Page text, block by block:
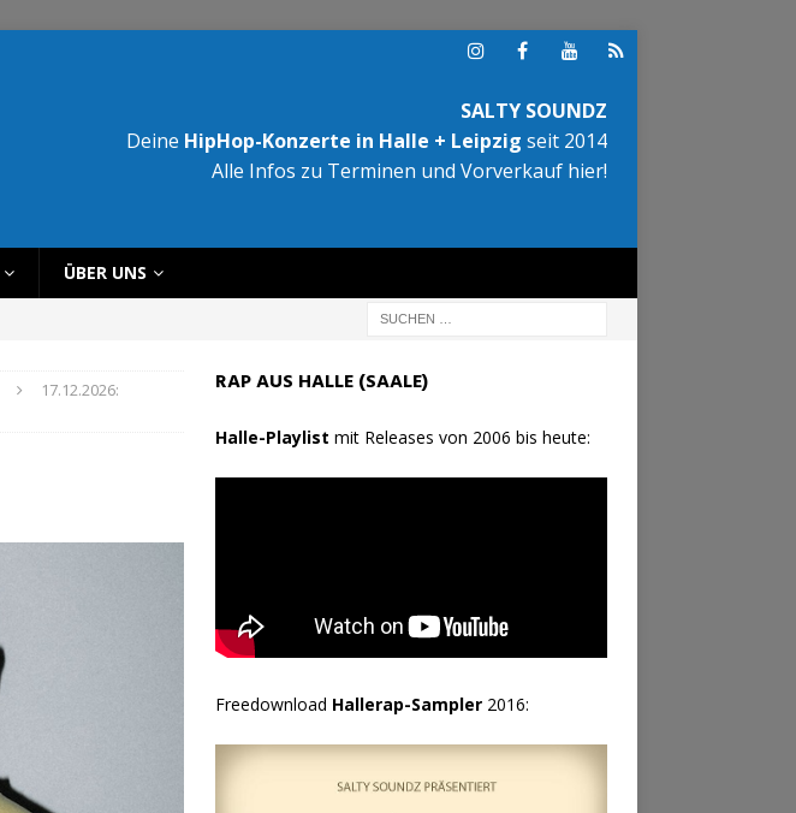
SALTY SOUNDZ
Deine HipHop-Konzerte in Halle + Leipzig seit 2014
Alle Infos zu Terminen und Vorverkauf hier!
ÜBER UNS
17.12.2026:
RAP AUS HALLE (SAALE)
Halle-Playlist mit Releases von 2006 bis heute:
Freedownload Hallerap-Sampler2016: